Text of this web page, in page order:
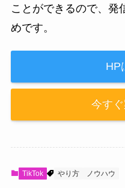
ことができるので、発
めです。
HP
今す
TikTok やり方 ノウハウ